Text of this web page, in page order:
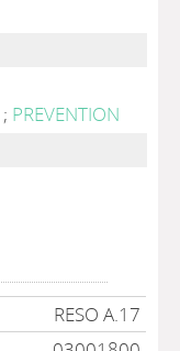
; PREVENTION
RESO A.17